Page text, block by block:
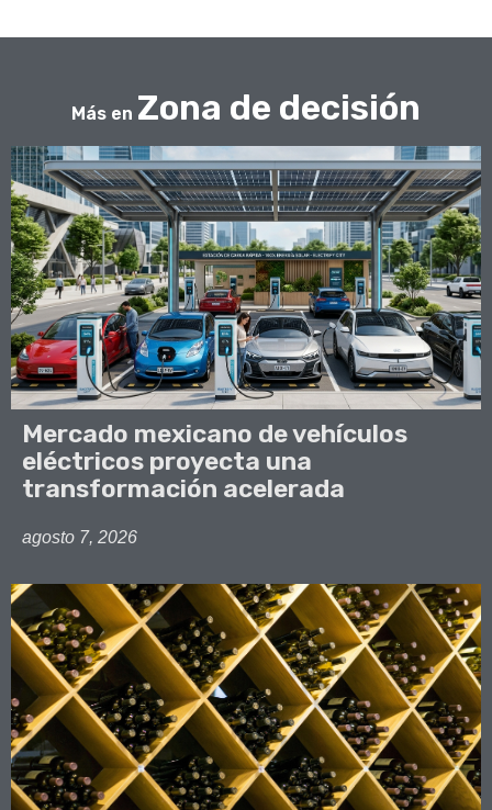
Más en Zona de decisión
Mercado mexicano de vehículos
eléctricos proyecta una
transformación acelerada
agosto 7, 2026